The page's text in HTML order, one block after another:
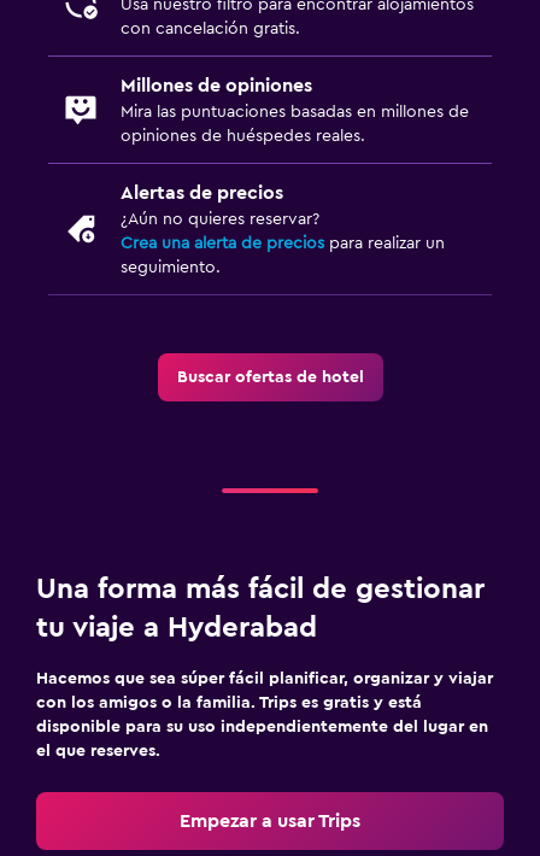
Usa nuestro filtro para encontrar alojamientos
con cancelación gratis.
Millones de opiniones
Mira las puntuaciones basadas en millones de
opiniones de huéspedes reales.
Alertas de precios
¿Aún no quieres reservar?
Crea una alerta de precios para realizar un
seguimiento.
Buscar ofertas de hotel
Una forma más fácil de gestionar
tu viaje a Hyderabad
Hacemos que sea súper fácil planificar, organizar y viajar
con los amigos o la familia. Trips es gratis y está
disponible para su uso independientemente del lugar en
el que reserves.
Empezar a usar Trips